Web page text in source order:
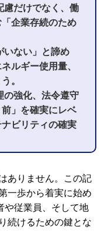
慮だけでなく、働
企業存続のため
いない」と諦め
ルギー使用量、
。
の強化、法令遵守
」を確実にレベ
ビリティの確実
ありません。この記
一歩から着実に始め
や従業員、そして地
続けるための鍵とな